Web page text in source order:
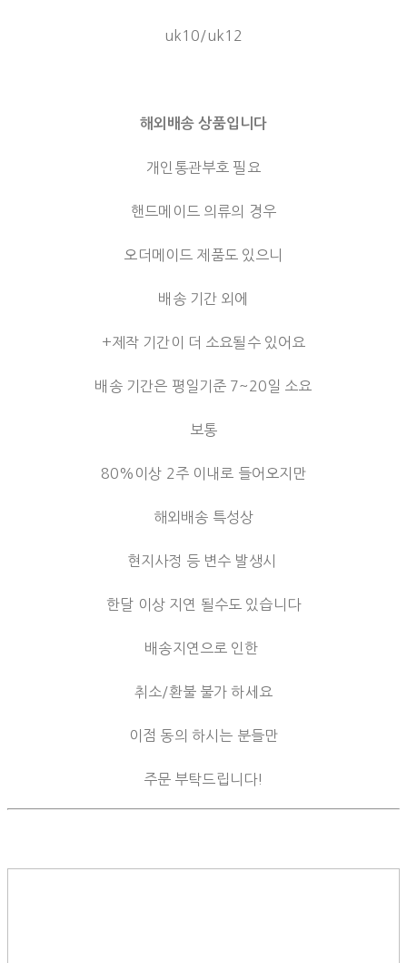
uk10/uk12
해외배송 상품입니다
개인통관부호 필요
핸드메이드 의류의 경우
오더메이드 제품도 있으니
배송 기간 외에
+제작 기간이 더 소요될수 있어요
배송 기간은 평일기준 7~20일 소요
보통
80%이상 2주 이내로 들어오지만
해외배송 특성상
현지사정 등 변수 발생시
한달 이상 지연 될수도 있습니다
배송지연으로 인한
취소/환불 불가 하세요
이점 동의 하시는 분들만
주문 부탁드립니다!